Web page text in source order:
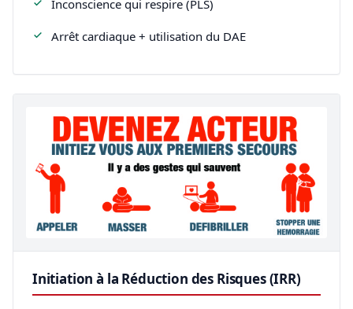
Inconscience qui respire (PLS)
Arrêt cardiaque + utilisation du DAE
Initiation à la Réduction des Risques (IRR)